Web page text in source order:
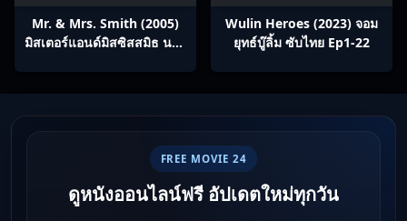
Mr. & Mrs. Smith (2005)
มิสเตอร์แอนด์มิสซิสสมิธ นาย
Wulin Heroes (2023) จอม
ยุทธ์บู๊ลิ้ม ซับไทย Ep1-22
FREE MOVIE 24
ดูหนังออนไลน์ฟรี อัปเดตใหม่ทุกวัน